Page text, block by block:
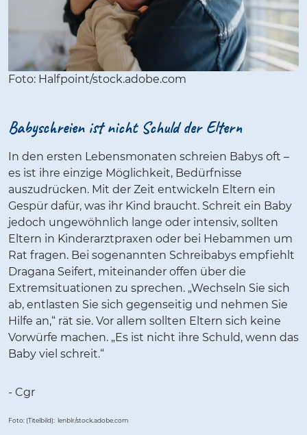
Foto: Halfpoint/stock.adobe.com
Babyschreien ist nicht Schuld der Eltern
In den ersten Lebensmonaten schreien Babys oft –
es ist ihre einzige Möglichkeit, Bedürfnisse
auszudrücken. Mit der Zeit entwickeln Eltern ein
Gespür dafür, was ihr Kind braucht. Schreit ein Baby
jedoch ungewöhnlich lange oder intensiv, sollten
Eltern in Kinderarztpraxen oder bei Hebammen um
Rat fragen. Bei sogenannten Schreibabys empfiehlt
Dragana Seifert, miteinander offen über die
Extremsituationen zu sprechen. „Wechseln Sie sich
ab, entlasten Sie sich gegenseitig und nehmen Sie
Hilfe an,“ rät sie. Vor allem sollten Eltern sich keine
Vorwürfe machen. „Es ist nicht ihre Schuld, wenn das
Baby viel schreit.“
- Cgr
Foto: (Titelbild): lenblr/stock.adobe.com